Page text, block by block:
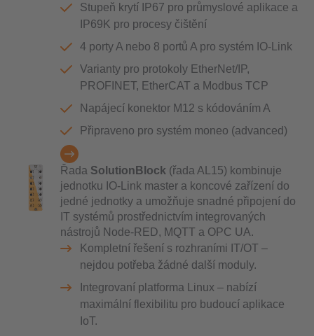
Stupeň krytí IP67 pro průmyslové aplikace a
IP69K pro procesy čištění
4 porty A nebo 8 portů A pro systém IO-Link
Varianty pro protokoly EtherNet/IP,
PROFINET, EtherCAT a Modbus TCP
Napájecí konektor M12 s kódováním A
Připraveno pro systém moneo (advanced)
Řada SolutionBlock (řada AL15) kombinuje
jednotku IO-Link master a koncové zařízení do
jedné jednotky a umožňuje snadné připojení do
IT systémů prostřednictvím integrovaných
nástrojů Node-RED, MQTT a OPC UA.
Kompletní řešení s rozhraními IT/OT –
nejdou potřeba žádné další moduly.
Integrovaní platforma Linux – nabízí
maximální flexibilitu pro budoucí aplikace
IoT.